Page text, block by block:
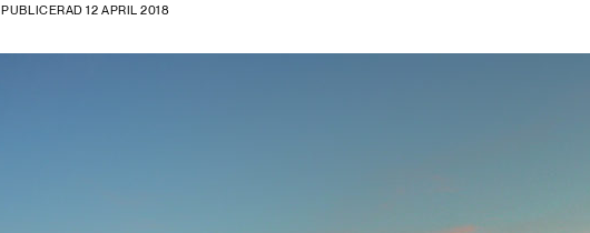
Transport
PUBLICERAD 12 APRIL 2018